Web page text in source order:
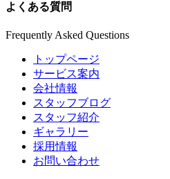
よくある質問
Frequently Asked Questions
トップページ
サービス案内
会社情報
スタッフブログ
スタッフ紹介
ギャラリー
採用情報
お問い合わせ